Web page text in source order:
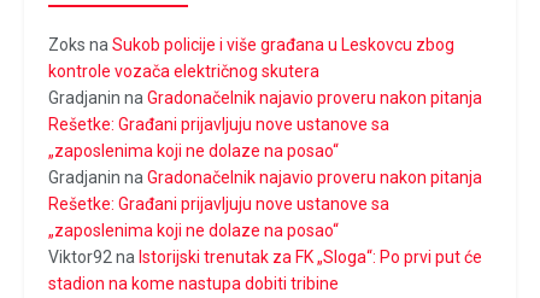
Zoks na Sukob policije i više građana u Leskovcu zbog
kontrole vozača električnog skutera
Gradjanin na Gradonačelnik najavio proveru nakon pitanja
Rešetke: Građani prijavljuju nove ustanove sa
„zaposlenima koji ne dolaze na posao“
Gradjanin na Gradonačelnik najavio proveru nakon pitanja
Rešetke: Građani prijavljuju nove ustanove sa
„zaposlenima koji ne dolaze na posao“
Viktor92 na Istorijski trenutak za FK „Sloga“: Po prvi put će
stadion na kome nastupa dobiti tribine